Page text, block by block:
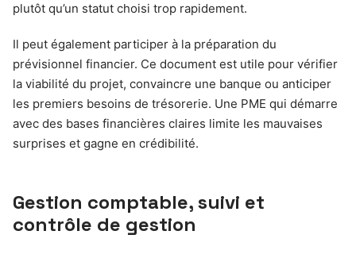
plutôt qu’un statut choisi trop rapidement.
Il peut également participer à la préparation du
prévisionnel financier. Ce document est utile pour vérifier
la viabilité du projet, convaincre une banque ou anticiper
les premiers besoins de trésorerie. Une PME qui démarre
avec des bases financières claires limite les mauvaises
surprises et gagne en crédibilité.
Gestion comptable, suivi et
contrôle de gestion